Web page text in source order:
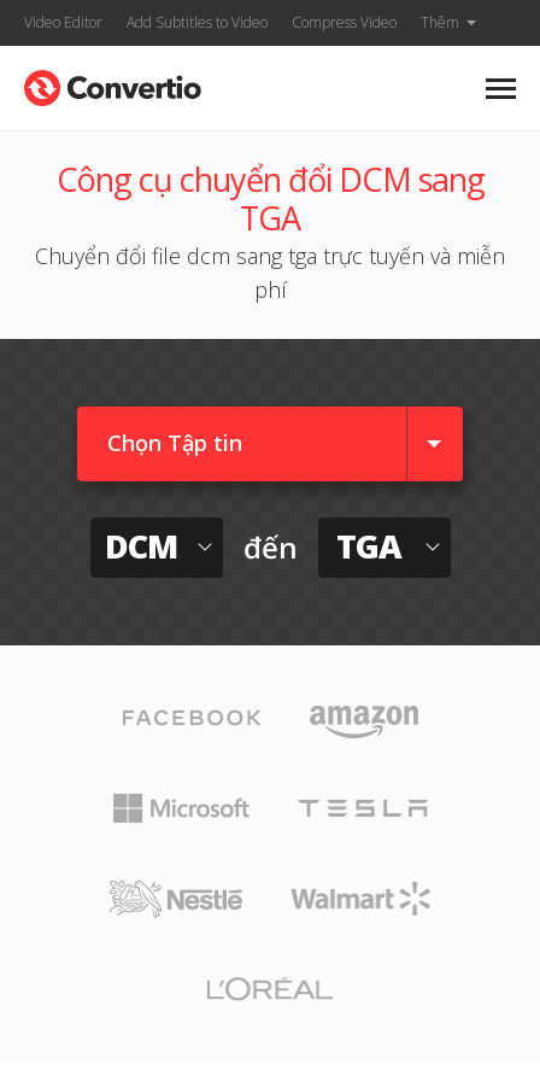
Video Editor Add Subtitles to Video Compress Video Thêm
Công cụ chuyển đổi DCM sang
TGA
Chuyển đổi file dcm sang tga trực tuyến và miễn
phí
Chọn Tập tin
DCM đến TGA